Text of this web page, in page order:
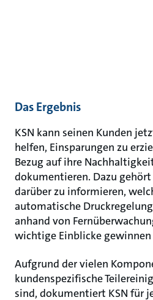
Das Ergebnis
KSN kann seinen Kunden
helfen, Einsparungen zu
Bezug auf ihre
dokumentieren. Dazu gehört
darüber zu informieren,
automatische
anhand von
wichtige Einblicke gewinnen
Aufgrund der vielen
kundenspezifische
sind, dokumentiert KSN für